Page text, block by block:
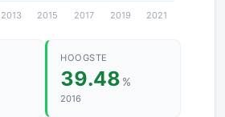
HOOGSTE
39.48 %
2016